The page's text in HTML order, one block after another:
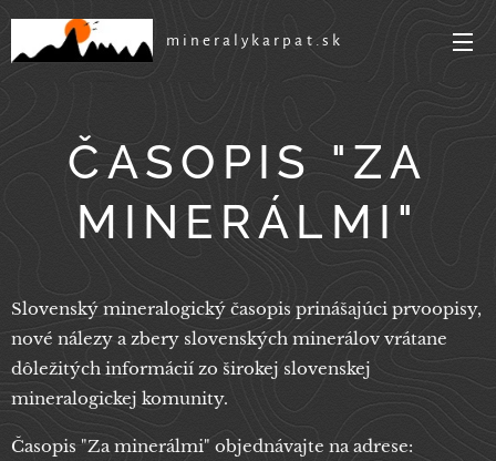
mineralykarpat.sk
ČASOPIS "ZA
MINERÁLMI"
Slovenský mineralogický časopis prinášajúci prvoopisy,
nové nálezy a zbery slovenských minerálov vrátane
dôležitých informácií zo širokej slovenskej
mineralogickej komunity.
Časopis "Za minerálmi" objednávajte na adrese: